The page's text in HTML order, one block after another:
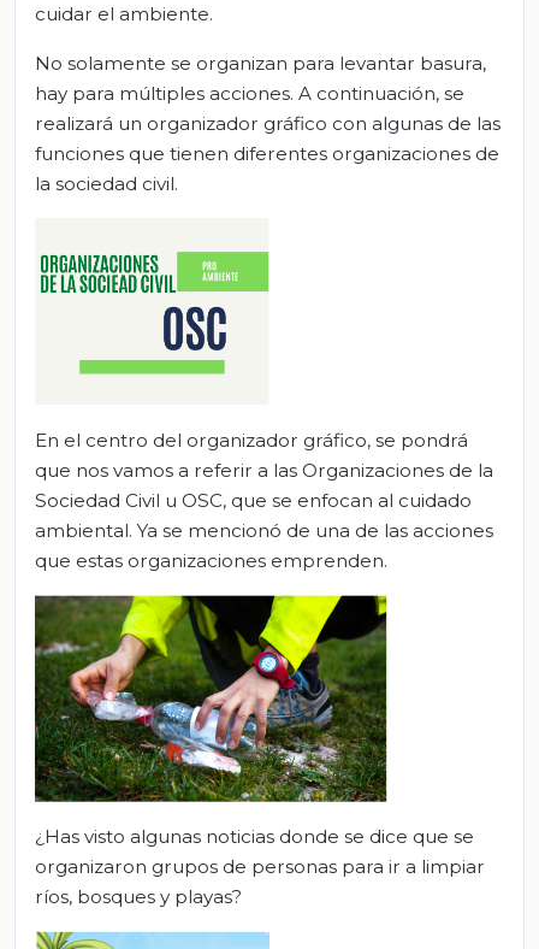
cuidar el ambiente.
No solamente se organizan para levantar basura,
hay para múltiples acciones. A continuación, se
realizará un organizador gráfico con algunas de las
funciones que tienen diferentes organizaciones de
la sociedad civil.
En el centro del organizador gráfico, se pondrá
que nos vamos a referir a las Organizaciones de la
Sociedad Civil u OSC, que se enfocan al cuidado
ambiental. Ya se mencionó de una de las acciones
que estas organizaciones emprenden.
¿Has visto algunas noticias donde se dice que se
organizaron grupos de personas para ir a limpiar
ríos, bosques y playas?